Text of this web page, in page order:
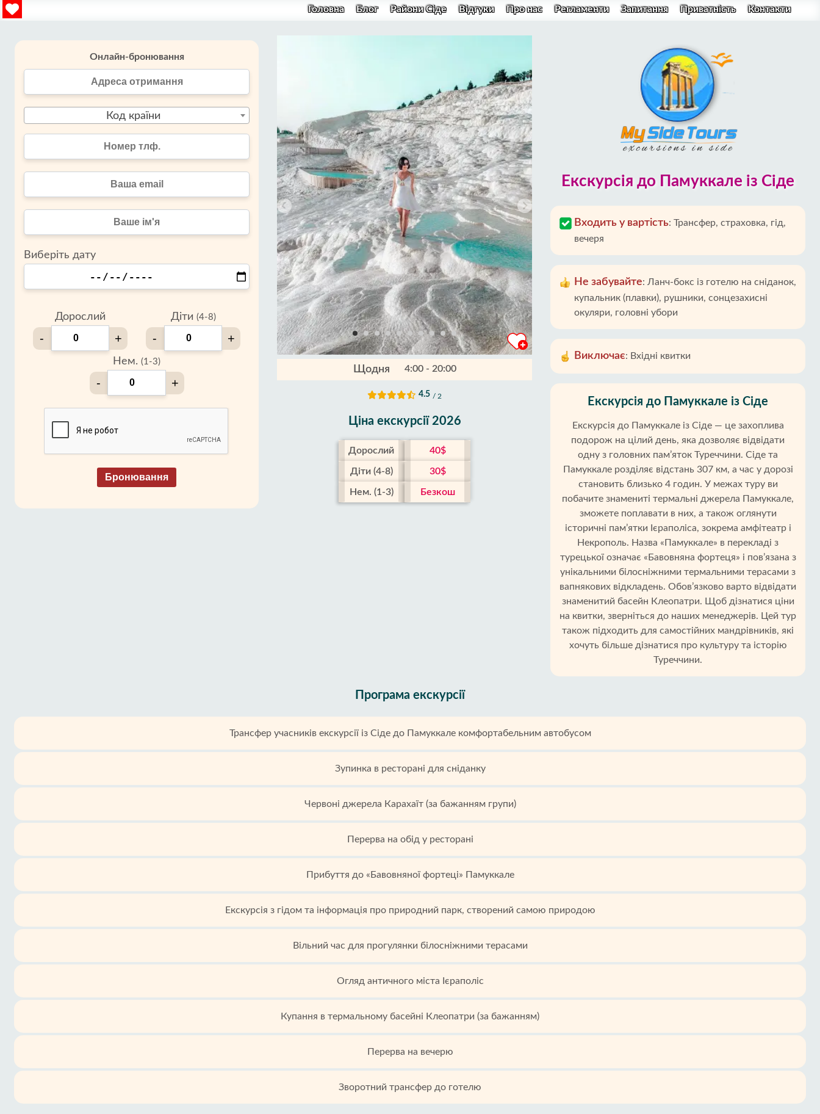
Головна Блог Райони Сіде Відгуки Про нас Регламенти Запитання Приватність Контакти
Екскурсія до Памуккале із Сіде
Входить у вартість: Трансфер, страховка, гід,
вечеря
Не забувайте: Ланч-бокс із готелю на сніданок,
купальник (плавки), рушники, сонцезахисні
окуляри, головні убори
Виключає: Вхідні квитки
Екскурсія до Памуккале із Сіде
Екскурсія до Памуккале із Сіде — це захоплива
подорож на цілий день, яка дозволяє відвідати
одну з головних пам’яток Туреччини. Сіде та
Памуккале розділяє відстань 307 км, а час у дорозі
становить близько 4 годин. У межах туру ви
побачите знамениті термальні джерела Памуккале,
зможете поплавати в них, а також оглянути
історичні пам’ятки Ієраполіса, зокрема амфітеатр і
Некрополь. Назва «Памуккале» в перекладі з
турецької означає «Бавовняна фортеця» і пов’язана з
унікальними білосніжними термальними терасами з
вапнякових відкладень. Обов’язково варто відвідати
знаменитий басейн Клеопатри. Щоб дізнатися ціни
на квитки, зверніться до наших менеджерів. Цей тур
також підходить для самостійних мандрівників, які
хочуть більше дізнатися про культуру та історію
Туреччини.
Щодня 4:00 - 20:00
4.5 / 2
Ціна екскурсії 2026
Дорослий 40$
Діти (4-8) 30$
Нем. (1-3) Безкош
Онлайн-бронювання
Код країни
Виберіть дату
Дорослий
- +
Діти (4-8)
- +
Нем. (1-3)
- +
Бронювання
Програма екскурсії
Трансфер учасників екскурсії із Сіде до Памуккале комфортабельним автобусом
Зупинка в ресторані для сніданку
Червоні джерела Карахаїт (за бажанням групи)
Перерва на обід у ресторані
Прибуття до «Бавовняної фортеці» Памуккале
Екскурсія з гідом та інформація про природний парк, створений самою природою
Вільний час для прогулянки білосніжними терасами
Огляд античного міста Ієраполіс
Купання в термальному басейні Клеопатри (за бажанням)
Перерва на вечерю
Зворотний трансфер до готелю